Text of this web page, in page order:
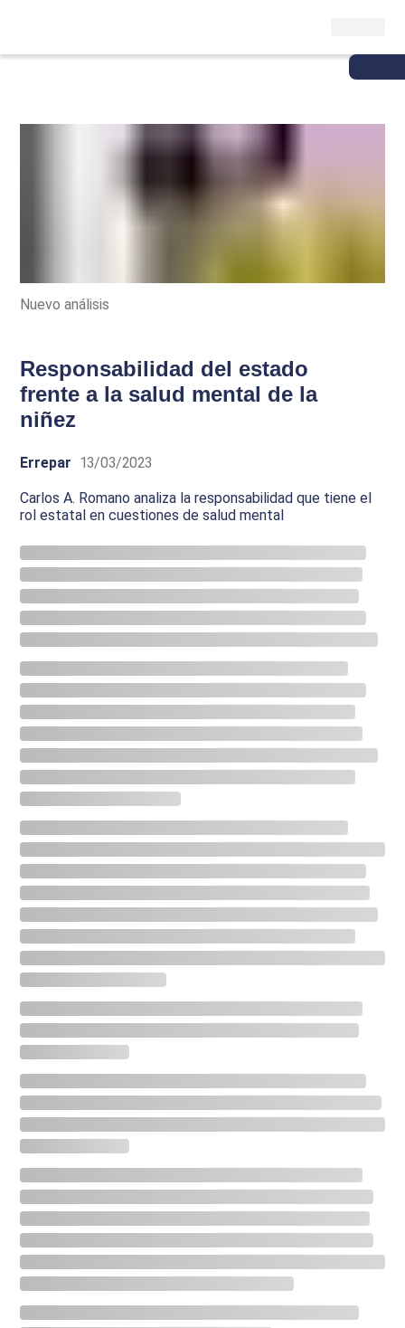
Nuevo análisis
Responsabilidad del estado
frente a la salud mental de la
niñez
Errepar 13/03/2023
Carlos A. Romano analiza la responsabilidad que tiene el
rol estatal en cuestiones de salud mental